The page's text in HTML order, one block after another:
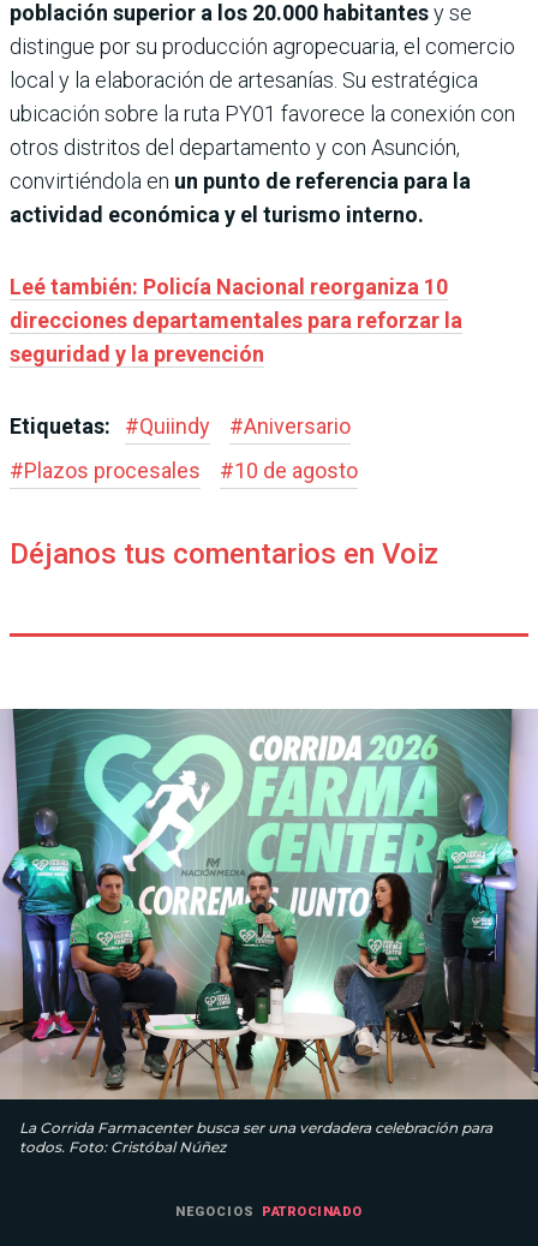
población superior a los 20.000 habitantesy se
distingue por su producción agropecuaria, el comercio
local y la elaboración de artesanías. Su estratégica
ubicación sobre la ruta PY01 favorece la conexión con
otros distritos del departamento y con Asunción,
convirtiéndola en un punto de referencia para la
actividad económica y el turismo interno.
Leé también: Policía Nacional reorganiza 10
direcciones departamentales para reforzar la
seguridad y la prevención
Etiquetas: #Quiindy #Aniversario
#Plazos procesales #10 de agosto
Déjanos tus comentarios en Voiz
La Corrida Farmacenter busca ser una verdadera celebración para
todos. Foto: Cristóbal Núñez
NEGOCIOS PATROCINADO